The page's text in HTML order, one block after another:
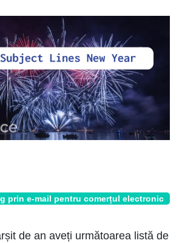
prin e-mail pentru comerțul electronic
de an aveți următoarea listă de